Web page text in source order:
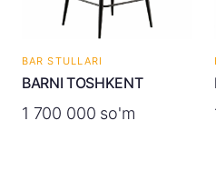
BAR STULLARI
BARNI TOSHKENT
1 700 000 so'm